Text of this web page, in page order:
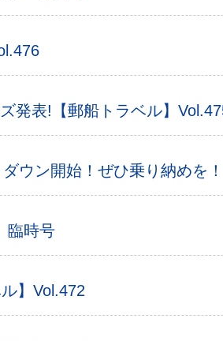
発表!【郵船トラベル】
ウン開始！ぜひ乗り納めを
臨時号
】Vol.472